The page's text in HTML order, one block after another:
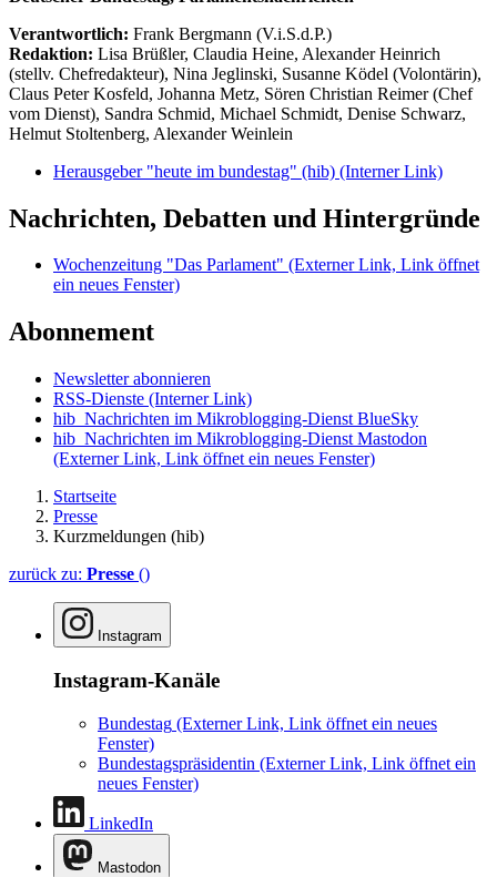
Verantwortlich: Frank Bergmann (V.i.S.d.P.)
Redaktion: Lisa Brüßler, Claudia Heine, Alexander Heinrich
(stellv. Chefredakteur), Nina Jeglinski, Susanne Ködel (Volontärin),
Claus Peter Kosfeld, Johanna Metz, Sören Christian Reimer (Chef
vom Dienst), Sandra Schmid, Michael Schmidt, Denise Schwarz,
Helmut Stoltenberg, Alexander Weinlein
Herausgeber "heute im bundestag" (hib) (Interner Link)
Nachrichten, Debatten und Hintergründe
Wochenzeitung "Das Parlament" (Externer Link, Link öffnet
ein neues Fenster)
Abonnement
Newsletter abonnieren
RSS-Dienste (Interner Link)
hib_Nachrichten im Mikroblogging-Dienst BlueSky
hib_Nachrichten im Mikroblogging-Dienst Mastodon
(Externer Link, Link öffnet ein neues Fenster)
Startseite
Presse
Kurzmeldungen (hib)
zurück zu: Presse ()
Instagram
Instagram-Kanäle
Bundestag (Externer Link, Link öffnet ein neues
Fenster)
Bundestagspräsidentin (Externer Link, Link öffnet ein
neues Fenster)
LinkedIn
Mastodon